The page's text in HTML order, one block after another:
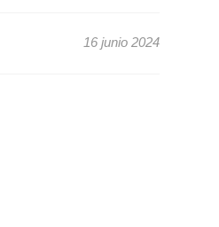
16 junio 2024